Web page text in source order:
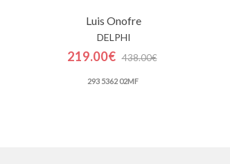
Luis Onofre
DELPHI
219.00€ 438.00€
293 5362 02MF